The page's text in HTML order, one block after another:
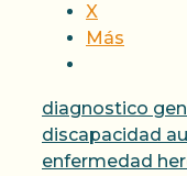
X
Más
Categorías
diagnostico
discapacidad
enfermedad